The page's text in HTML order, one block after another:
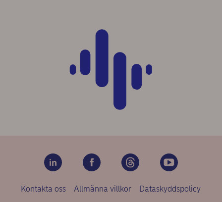
Kontakta oss Allmänna villkor Dataskyddspolicy